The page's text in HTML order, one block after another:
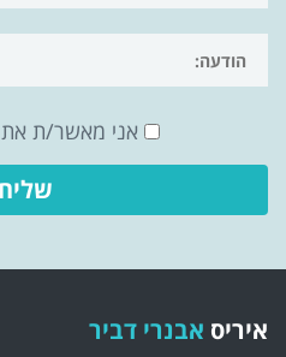
אני מאשר/ת את
איריס אבנרי דביר